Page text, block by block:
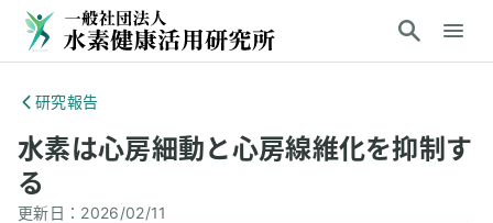
研究報告
水素は心房細動と心房線維化を抑制す
る
更新日： 2026/02/11